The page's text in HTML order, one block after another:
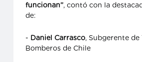
funcionan”, contó con la
de:
- Daniel Carrasco, Subgerente de
Bomberos de Chile